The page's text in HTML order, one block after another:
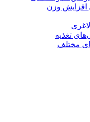
افزایش وزن
تغذیه
مختلف